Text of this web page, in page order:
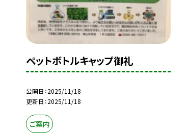
ペットボトルキャップ御礼
公開日 2025/11/18
更新日 2025/11/18
ご案内